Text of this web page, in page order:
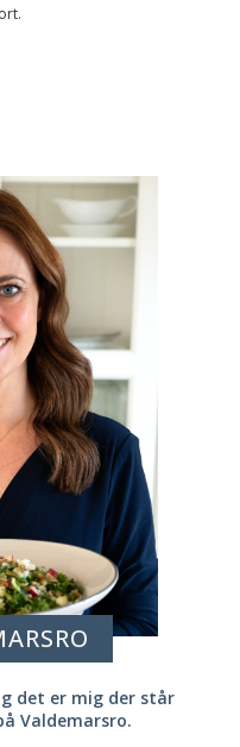
det er mig der står
Valdemarsro.